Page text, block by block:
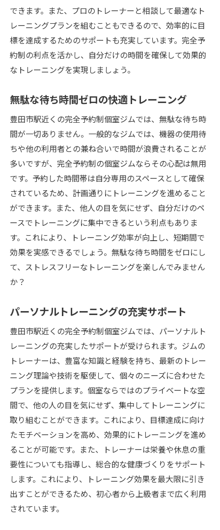
できます。また、プロのトレーナーと相談して最適なト
レーニングプランを組むこともできるので、効率的に目
標を達成するためのサポートも充実しています。完全予
約制の利点を活かし、自分だけの時間を確保して効果的
なトレーニングを実現しましょう。
無駄な待ち時間ゼロの快適トレーニング
豊田市駅近くの完全予約制個室ジムでは、無駄な待ち時
間が一切ありません。一般的なジムでは、機器の使用待
ちや他の利用者との兼ね合いで時間が浪費されることが
多いですが、完全予約制の個室ジムならその心配は無用
です。予約した時間帯は自分専用のスペースとして確保
されているため、計画通りにトレーニングを進めること
ができます。また、他人の目を気にせず、自分だけのペ
ースでトレーニングに集中できるという利点もありま
す。これにより、トレーニング効率が向上し、短期間で
効果を実感できるでしょう。無駄な待ち時間をゼロにし
て、ストレスフリーなトレーニングを楽しんでみません
か？
パーソナルトレーニングの充実サポート
豊田市駅近くの完全予約制個室ジムでは、パーソナルト
レーニングの充実したサポートが受けられます。ジムの
トレーナーは、豊富な知識と経験を持ち、最新のトレー
ニング理論や技術を駆使して、個々のニーズに合わせた
プランを提供します。個室ならではのプライベートな空
間で、他の人の目を気にせず、集中してトレーニングに
取り組むことができます。これにより、目標達成に向け
たモチベーションを高め、効果的にトレーニングを進め
ることが可能です。また、トレーナーは栄養や休息の重
要性についても指導し、総合的な健康づくりをサポート
します。これにより、トレーニング効果を最大限に引き
出すことができるため、初心者から上級者まで広く利用
されています。